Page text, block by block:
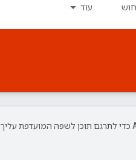
חוש עוד
‫Google משתמשת בטכנולוגיית AI כדי לתרגם תוכן לשפה המועדפת עליך.